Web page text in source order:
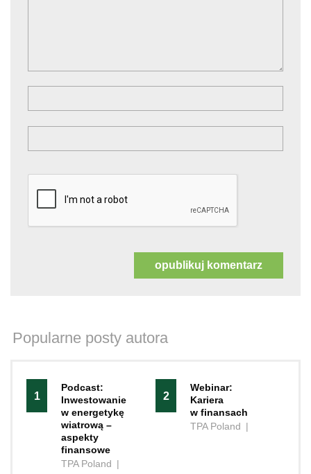
Popularne posty autora
1
Podcast:
Inwestowanie
w energetykę
wiatrową –
aspekty
finansowe
TPA Poland |
2
Webinar:
Kariera
w finansach
TPA Poland |